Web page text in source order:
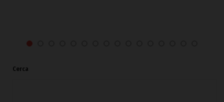
Cerca